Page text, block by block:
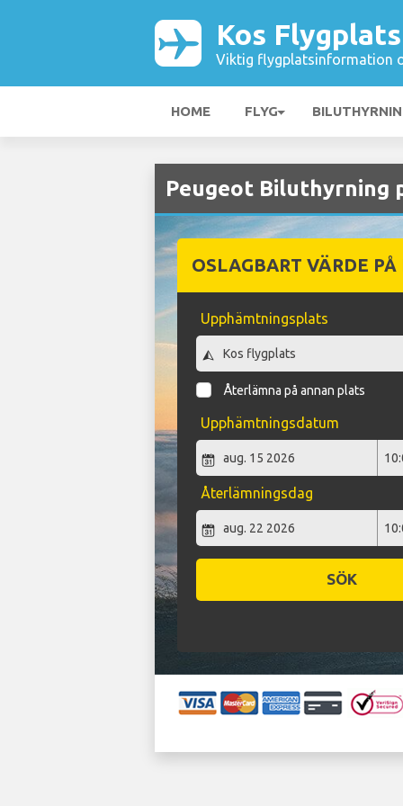
Kos Flygplats
Viktig flygplatsinformation
HOME FLYG
Peugeot Biluthyrning
OSLAGBART VÄRDE
Upphämtningsplats
Återlämna på annan plats
Upphämtningsdatum
Återlämningsdag
SÖK